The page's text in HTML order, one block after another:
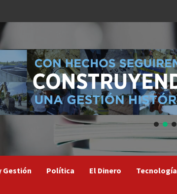
Gestión Política El Dinero Tecnología